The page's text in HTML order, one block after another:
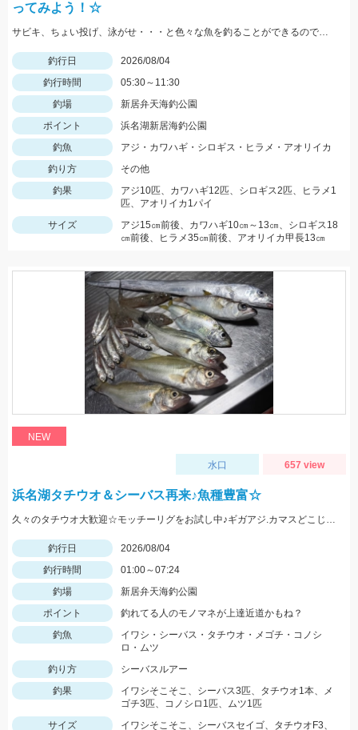
ってみよう！☆
サビキ、ちょい投げ、泳がせ・・・と色々な魚を釣ることができるので仕掛けも何種類か用意していけば楽しむことができますよ！
釣行日
2026/08/04
釣行時間
05:30～11:30
釣場
新居弁天海釣公園
ポイント
浜名湖新居海釣公園
釣魚
アジ・カワハギ・シロギス・ヒラメ・アオリイカ
釣り方
その他
釣果
アジ10匹、カワハギ12匹、シロギス2匹、ヒラメ1
匹、アオリイカ1パイ
サイズ
アジ15㎝前後、カワハギ10㎝～13㎝、シロギス18
㎝前後、ヒラメ35㎝前後、アオリイカ甲長13㎝
NEW
水口 657 view
浜名湖タチウオ＆シーバス再来♪魚種豊富☆
久々のタチウオ大歓迎☆モッチーリグをお試し中♪ギガアジ.カマスどこじゃ？
釣行日
2026/08/04
釣行時間
01:00～07:24
釣場
新居弁天海釣公園
ポイント
釣れてる人のモノマネが上達近道かもね？
釣魚
イワシ・シーバス・タチウオ・メゴチ・コノシ
ロ・ムツ
釣り方
シーバスルアー
釣果
イワシそこそこ、シーバス3匹、タチウオ1本、メ
ゴチ3匹、コノシロ1匹、ムツ1匹
サイズ
イワシそこそこ、シーバスセイゴ、タチウオF3、